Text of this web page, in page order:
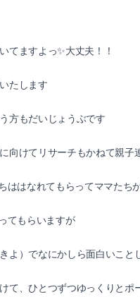
てますよっ✨大丈夫！！
たします
方もだいじょうぶです
向けてリサーチもかねて親子
ははなれてもらってママたち
てもらいますが
よ）でなにかしら面白いこと
て、ひとつずつゆっくりとポ